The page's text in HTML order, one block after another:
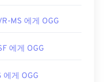
Ogg
MS 에게 OGG
에게 OGG
에게 OGG